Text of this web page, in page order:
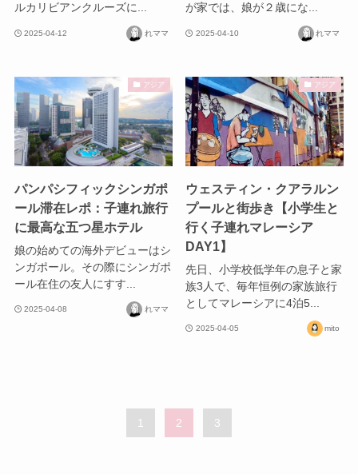
ルカリビアンクルーズに...
2025-04-12 れママ
が家では、娘が２歳にな...
2025-04-10 れママ
アジア
パンパシフィックシンガポ
ール滞在レポ：子連れ旅行
に最高な五つ星ホテル
娘の始めての海外デビューはシ
ンガポール。その際にシンガポ
ール在住の友人にすす...
2025-04-08 れママ
アジア
ウェスティン・クアラルン
プールと街歩き【小学生と
行く子連れマレーシア
DAY1】
先日、小学校低学年の息子と家
族3人で、毎年恒例の家族旅行
としてマレーシアに4泊5...
2025-04-05 mito
1 2 3